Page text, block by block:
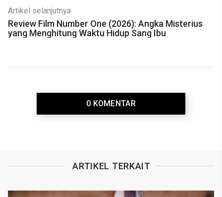
Artikel selanjutnya
Review Film Number One (2026): Angka Misterius
yang Menghitung Waktu Hidup Sang Ibu
0 KOMENTAR
ARTIKEL TERKAIT